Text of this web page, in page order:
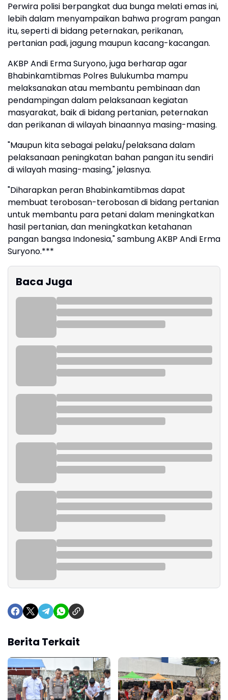
Perwira polisi berpangkat dua bunga melati emas ini,
lebih dalam menyampaikan bahwa program pangan
itu, seperti di bidang peternakan, perikanan,
pertanian padi, jagung maupun kacang-kacangan.
AKBP Andi Erma Suryono, juga berharap agar
Bhabinkamtibmas Polres Bulukumba mampu
melaksanakan atau membantu pembinaan dan
pendampingan dalam pelaksanaan kegiatan
masyarakat, baik di bidang pertanian, peternakan
dan perikanan di wilayah binaannya masing-masing.
"Maupun kita sebagai pelaku/pelaksana dalam
pelaksanaan peningkatan bahan pangan itu sendiri
di wilayah masing-masing," jelasnya.
"Diharapkan peran Bhabinkamtibmas dapat
membuat terobosan-terobosan di bidang pertanian
untuk membantu para petani dalam meningkatkan
hasil pertanian, dan meningkatkan ketahanan
pangan bangsa Indonesia," sambung AKBP Andi Erma
Suryono.***
Baca Juga
Berita Terkait